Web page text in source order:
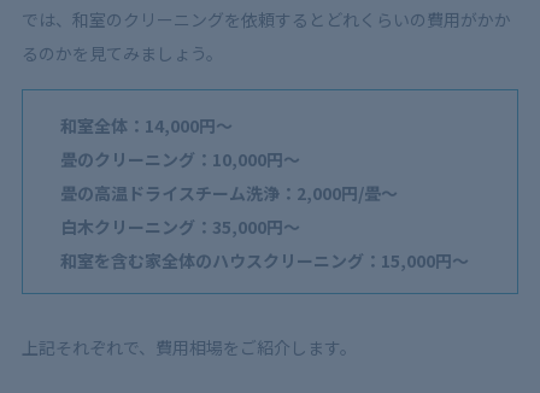
では、和室のクリーニングを依頼するとどれくらいの費用がかか
るのかを見てみましょう。
和室全体：14,000円～
畳のクリーニング：10,000円～
畳の高温ドライスチーム洗浄：2,000円/畳～
白木クリーニング：35,000円～
和室を含む家全体のハウスクリーニング：15,000円～
上記それぞれで、費用相場をご紹介します。